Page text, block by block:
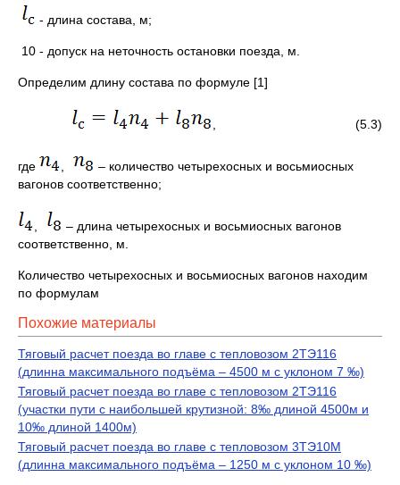
‑ длина состава, м;
10 ‑ допуск на неточность остановки поезда, м.
Определим длину состава по формуле [1]
, (5.3)
где ,
– количество четырехосных и восьмиосных
вагонов соответственно;
,
– длина четырехосных и восьмиосных вагонов
соответственно, м.
Количество четырехосных и восьмиосных вагонов находим
по формулам
Похожие материалы
Тяговый расчет поезда во главе с тепловозом 2ТЭ116
(длинна максимального подъёма – 4500 м с уклоном 7 ‰)
Тяговый расчет поезда во главе с тепловозом 2ТЭ116
(участки пути с наибольшей крутизной: 8‰ длиной 4500м и
10‰ длиной 1400м)
Тяговый расчет поезда во главе с тепловозом 3ТЭ10М
(длинна максимального подъёма – 1250 м с уклоном 10 ‰)